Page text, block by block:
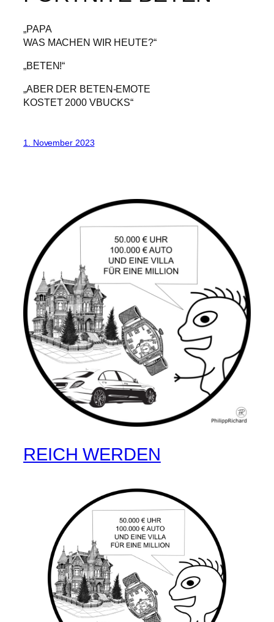
„PAPA
WAS MACHEN WIR HEUTE?“
„BETEN!“
„ABER DER BETEN-EMOTE
KOSTET 2000 VBUCKS“
1. November 2023
REICH WERDEN